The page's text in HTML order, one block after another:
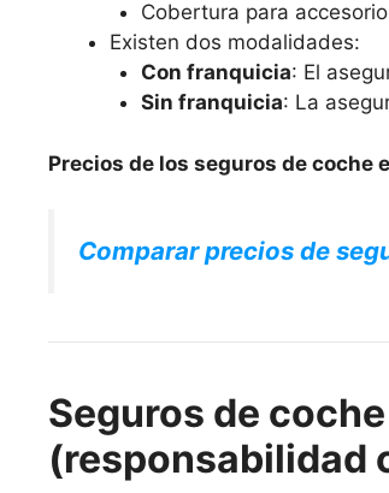
Cobertura para
Existen dos modalidades:
Con franquicia: El
Sin franquicia: La
Precios de los seguros de coche
Comparar precios de
Seguros de
(responsabilidad